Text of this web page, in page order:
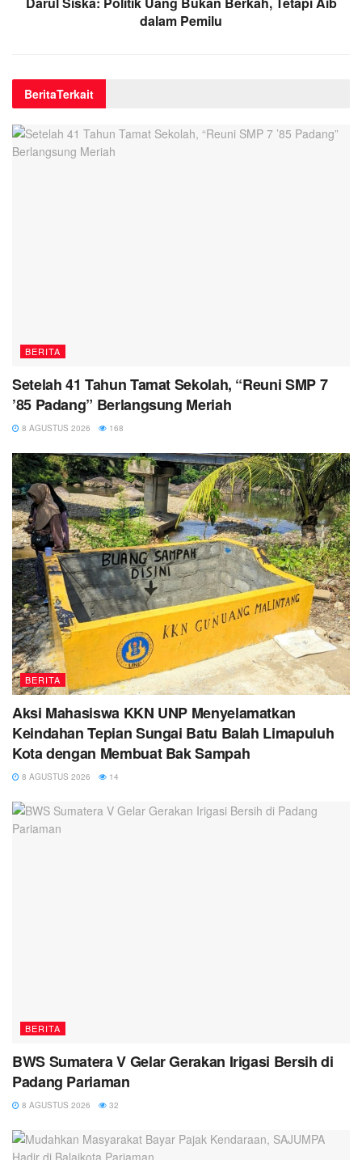
dalam Pemilu
BeritaTerkait
BERITA
Setelah 41 Tahun Tamat Sekolah, “Reuni SMP 7
’85 Padang” Berlangsung Meriah
8 AGUSTUS 2026 168
BERITA
Aksi Mahasiswa KKN UNP Menyelamatkan
Keindahan Tepian Sungai Batu Balah Limapuluh
Kota dengan Membuat Bak Sampah
8 AGUSTUS 2026 14
BERITA
BWS Sumatera V Gelar Gerakan Irigasi Bersih di
Padang Pariaman
8 AGUSTUS 2026 32